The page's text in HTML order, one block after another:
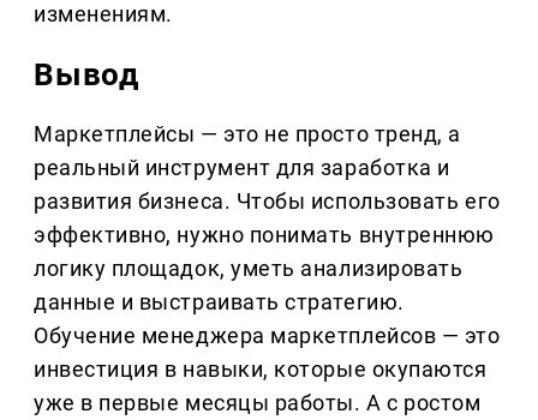
изменениям.
Вывод
Маркетплейсы — это не просто тренд, а
реальный инструмент для заработка и
развития бизнеса. Чтобы использовать его
эффективно, нужно понимать внутреннюю
логику площадок, уметь анализировать
данные и выстраивать стратегию.
Обучение менеджера маркетплейсов — это
инвестиция в навыки, которые окупаются
уже в первые месяцы работы. А с ростом